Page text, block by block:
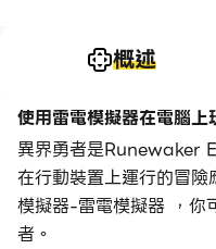
概述
使用雷電模擬器在電腦上
異界勇者是Runewaker
在行動裝置上運行的冒
模擬器-雷電模擬器 ，你
者。